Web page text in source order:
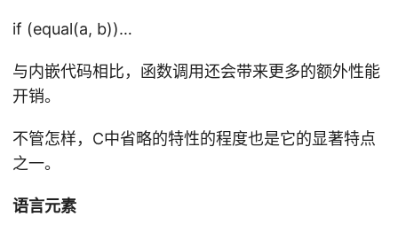
if (equal(a, b))…
与内嵌代码相比，函数调用还会带来更多的额外性能
开销。
不管怎样，C中省略的特性的程度也是它的显著特点
之一。
语言元素